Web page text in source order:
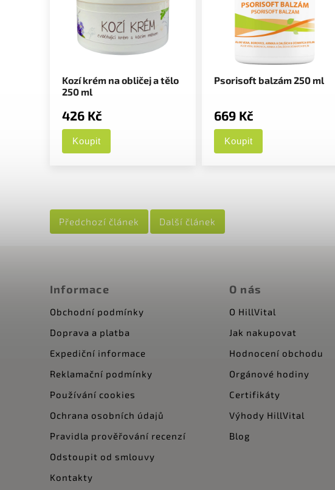
Kozí krém na obličej a tělo
250 ml
426 Kč
Koupit
Psorisoft balzám 250 ml
669 Kč
Koupit
Předchozí článek Další článek
Informace
Obchodní podmínky
Doprava a platba
Expediční informace
Reklamační podmínky
Používání cookies
Ochrana osobních údajů
Pravidla prověřování recenzí
Odstoupit od smlouvy
Kontakty
O nás
O HillVital
Jak nakupovat
Hodnocení obchodu
Orgánové hodiny
Certifikáty
Výhody HillVital
Blog